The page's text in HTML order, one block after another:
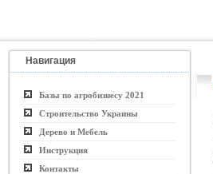
Навигация
Базы по агробизнесу 2021
Строительство Украины
Дерево и Мебель
Инструкция
Контакты